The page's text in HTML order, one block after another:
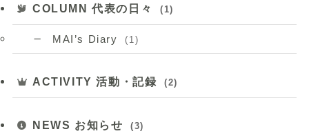
COLUMN 代表の日々 (1)
MAI’s Diary (1)
ACTIVITY 活動・記録 (2)
NEWS お知らせ (3)